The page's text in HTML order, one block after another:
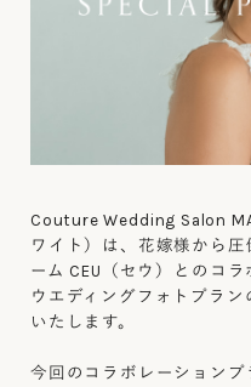
Couture Wedding Salon
ワイト）は、花嫁様から
ーム CEU（セウ）とのコ
ウエディングフォトプラ
いたします。
今回のコラボレーションプ